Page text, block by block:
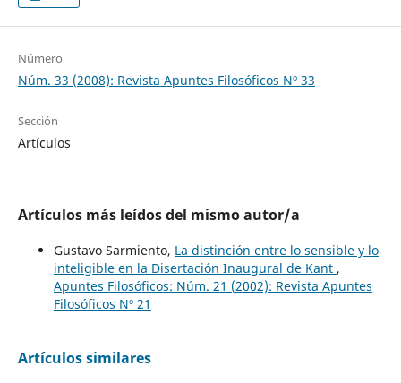
Número
Núm. 33 (2008): Revista Apuntes Filosóficos Nº 33
Sección
Artículos
Artículos más leídos del mismo autor/a
Gustavo Sarmiento, La distinción entre lo sensible y lo
inteligible en la Disertación Inaugural de Kant ,
Apuntes Filosóficos: Núm. 21 (2002): Revista Apuntes
Filosóficos Nº 21
Artículos similares